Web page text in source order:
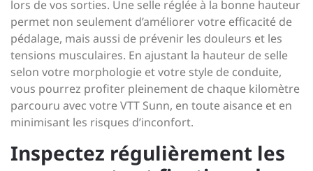
lors de vos sorties. Une selle réglée à la bonne hauteur
permet non seulement d’améliorer votre efficacité de
pédalage, mais aussi de prévenir les douleurs et les
tensions musculaires. En ajustant la hauteur de selle
selon votre morphologie et votre style de conduite,
vous pourrez profiter pleinement de chaque kilomètre
parcouru avec votre VTT Sunn, en toute aisance et en
minimisant les risques d’inconfort.
Inspectez régulièrement les